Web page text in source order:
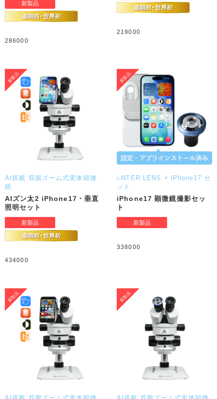
286000
219000
AI搭載 双眼ズーム式実体顕微
鏡
AIズン太2 iPhone17・垂直
照明セット
434000
i-NTER LENS + iPhone17 セ
ット
iPhone17 顕微鏡撮影セッ
ト
338000